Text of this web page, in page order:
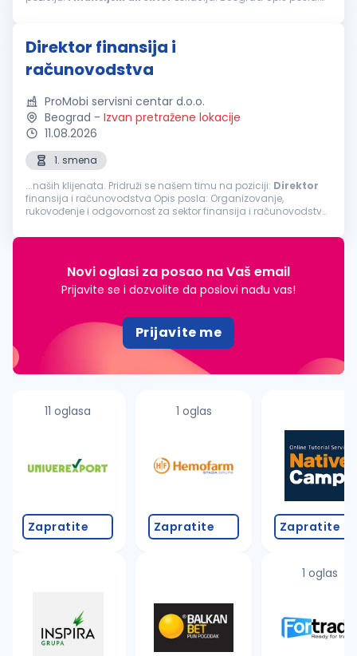
Direktor finansija i
računovodstva
ProMobi servisni centar d.o.o.
Beograd - Izvan pretražene lokacije
11.08.2026
1. smena
...naših klijenata. Pridruži se našem timu na poziciji: Direktor
finansija i računovodstva Opis posla: Organizovanje,
rukovođenje i odgovornost za sektor finansija i računovodstva
program...
Novi oglasi za posao na Vaš email
Prijavite se i dozvolite da poslovi nađu vas!
Prijavite me
11 oglasa
Zapratite
1 oglas
Zapratite Zapratite
1 oglas